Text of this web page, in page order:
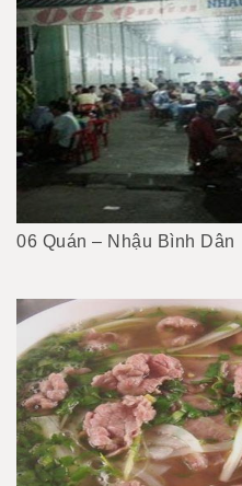
06 Quán – Nhậu Bình Dân